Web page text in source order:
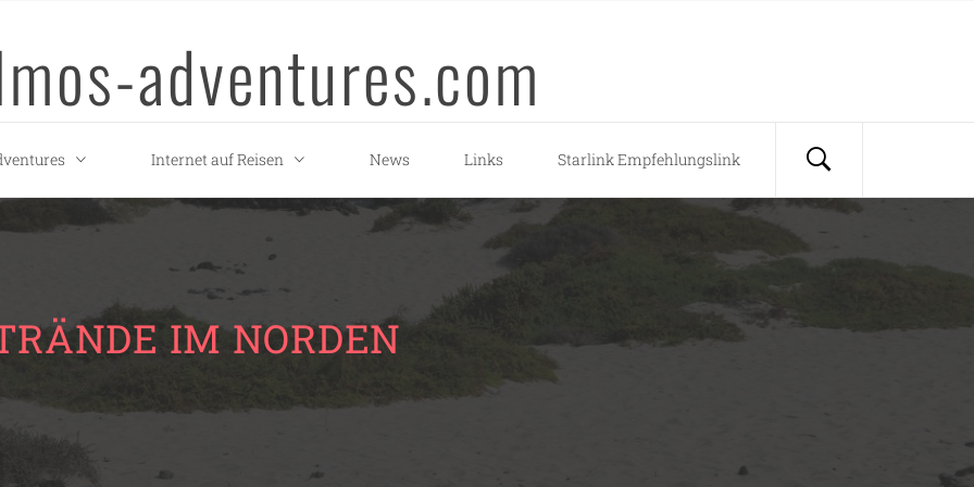
adventures.com
Internet auf Reisen News Links Starlink Empfehlungslink
IM NORDEN